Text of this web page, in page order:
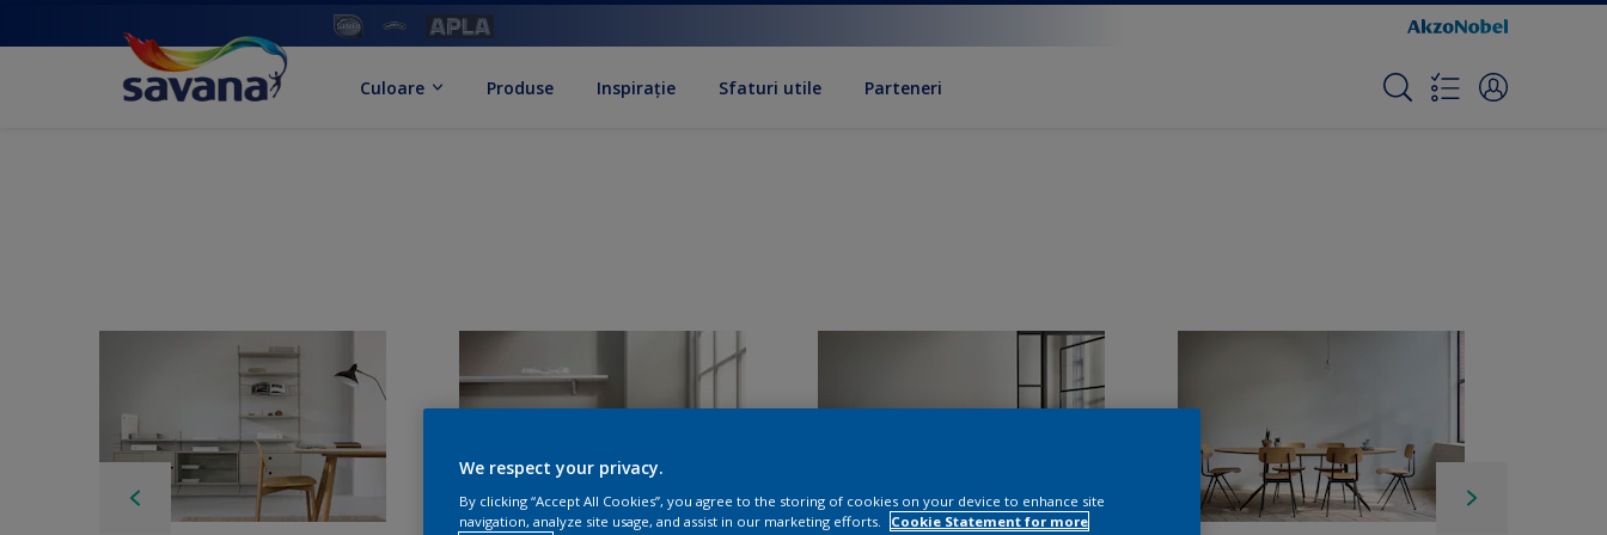
Culoare Produse Inspirație Sfaturi utile Parteneri
We respect your privacy.
By clicking “Accept All Cookies”, you agree to the storing of cookies on your device to enhance site
navigation, analyze site usage, and assist in our marketing efforts.
Cookie Statement for more